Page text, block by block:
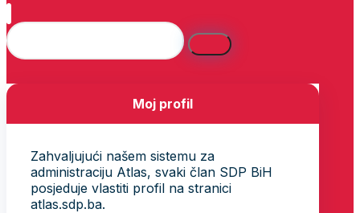
Moj profil
Zahvaljujući našem sistemu za
administraciju Atlas, svaki član SDP BiH
posjeduje vlastiti profil na stranici
atlas.sdp.ba.